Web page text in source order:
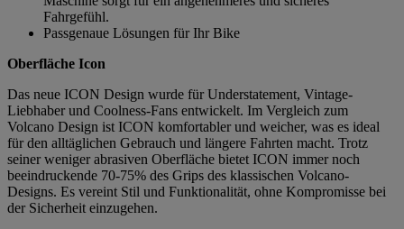
Fahrgefühl.
Passgenaue Lösungen für Ihr Bike
Oberfläche Icon
Das neue ICON Design wurde für Understatement, Vintage-
Liebhaber und Coolness-Fans entwickelt. Im Vergleich zum
Volcano Design ist ICON komfortabler und weicher, was es ideal
für den alltäglichen Gebrauch und längere Fahrten macht. Trotz
seiner weniger abrasiven Oberfläche bietet ICON immer noch
beeindruckende 70-75% des Grips des klassischen Volcano-
Designs. Es vereint Stil und Funktionalität, ohne Kompromisse bei
der Sicherheit einzugehen.